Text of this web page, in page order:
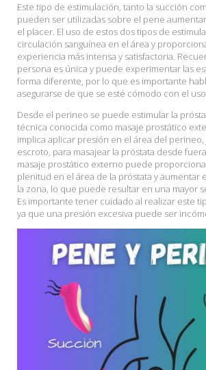
Este tipo de estimulación, tanto la succión
pueden ser utilizadas sobre el pene
el placer. El uso de estos dos tipos de
circulación sanguínea en el área y
experiencia más intensa y satisfactoria.
persona es única y puede experimentar las
forma diferente, por lo que es importante
asegurarse de que se esté cómodo con el
Desde el perineo se puede estimular la
técnica conocida como masaje prostático
implica aplicar presión en el área del
escroto, para masajear la próstata desde
masaje prostático externo puede
plenitud en el área de la próstata y aumentar
la zona, lo que puede resultar en una mayor
Es importante tener cuidado al realizar este
ya que una presión excesiva puede ser